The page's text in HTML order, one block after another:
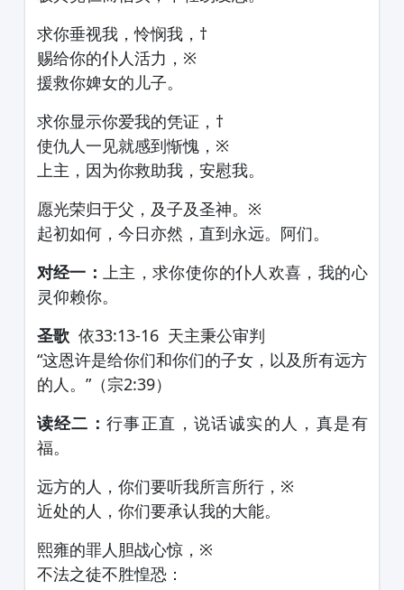
求你垂视我，怜悯我，†
赐给你的仆人活力，※
援救你婢女的儿子。
求你显示你爱我的凭证，†
使仇人一见就感到惭愧，※
上主，因为你救助我，安慰我。
愿光荣归于父，及子及圣神。※
起初如何，今日亦然，直到永远。阿们。
对经一： 上主，求你使你的仆人欢喜，我的心
灵仰赖你。
圣歌依33:13-16 天主秉公审判
“这恩许是给你们和你们的子女，以及所有远方
的人。”（宗2:39）
读经二：行事正直，说话诚实的人，真是有
福。
远方的人，你们要听我所言所行，※
近处的人，你们要承认我的大能。
熙雍的罪人胆战心惊，※
不法之徒不胜惶恐：